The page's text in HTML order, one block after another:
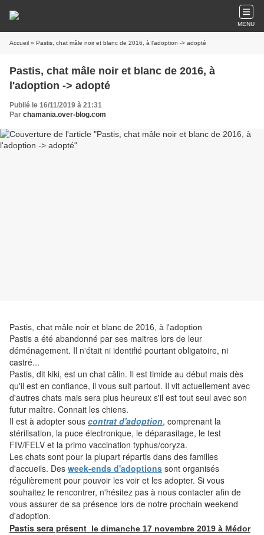
MENU
Accueil » Pastis, chat mâle noir et blanc de 2016, à l'adoption -> adopté
Pastis, chat mâle noir et blanc de 2016, à
l'adoption -> adopté
Publié le 16/11/2019 à 21:31
Par chamania.over-blog.com
Pastis, chat mâle noir et blanc de 2016, à l'adoption
Pastis a été abandonné par ses maitres lors de leur
déménagement. Il n'était ni identifié pourtant obligatoire, ni
castré...
Pastis, dit kiki, est un chat câlin. Il est timide au début mais dès
qu'il est en confiance, il vous suit partout. Il vit actuellement avec
d'autres chats mais sera plus heureux s'il est tout seul avec son
futur maître. Connait les chiens.
Il est à adopter sous contrat d'adoption, comprenant la
stérilisation, la puce électronique, le déparasitage, le test
FIV/FELV et la primo vaccination typhus/coryza.
Les chats sont pour la plupart répartis dans des familles
d'accueils. Des week-ends d'adoptions sont organisés
régulièrement pour pouvoir les voir et les adopter. Si vous
souhaitez le rencontrer, n'hésitez pas à nous contacter afin de
vous assurer de sa présence lors de notre prochain weekend
d'adoption.
Pastis sera présent le dimanche 17 novembre 2019 à Médor